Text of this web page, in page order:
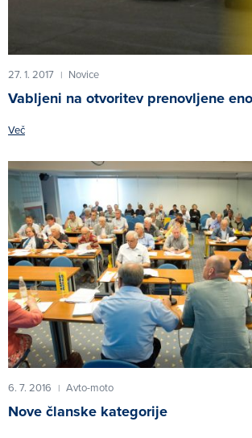
27. 1. 2017 | Novice
Vabljeni na otvoritev prenovljene
Več
6. 7. 2016 | Avto-moto
Nove članske kategorije